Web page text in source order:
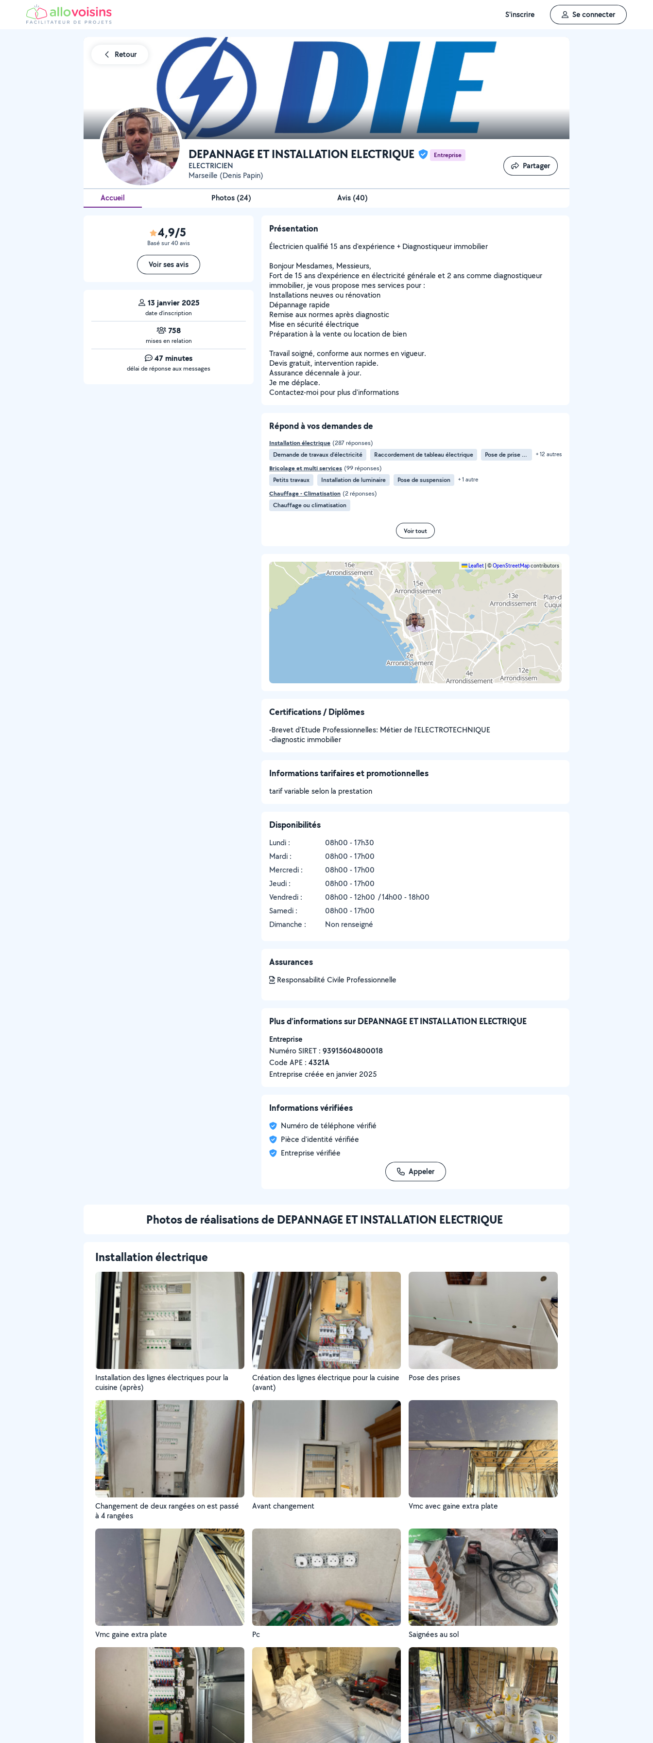
S'inscrire Se connecter
Retour
DEPANNAGE ET INSTALLATION ELECTRIQUE Entreprise
ELECTRICIEN
Marseille (Denis Papin)
Partager
Partager
Accueil Photos (24) Avis (40)
4,9/5
Basé sur 40 avis
Voir ses avis
13 janvier 2025
date d’inscription
758
mises en relation
47 minutes
délai de réponse aux messages
Présentation
Électricien qualifié 15 ans d'expérience + Diagnostiqueur immobilier
Bonjour Mesdames, Messieurs,
Fort de 15 ans d'expérience en électricité générale et 2 ans comme diagnostiqueur
immobilier, je vous propose mes services pour :
Installations neuves ou rénovation
Dépannage rapide
Remise aux normes après diagnostic
Mise en sécurité électrique
Préparation à la vente ou location de bien
Travail soigné, conforme aux normes en vigueur.
Devis gratuit, intervention rapide.
Assurance décennale à jour.
Je me déplace.
Contactez-moi pour plus d'informations
Répond à vos demandes de
Installation électrique (287 réponses)
Demande de travaux d’électricité
Raccordement de tableau électrique Pose de prise électrique + 12 autres
Bricolage et multi services (99 réponses)
Petits travaux
Installation de luminaire Pose de suspension + 1 autre
Chauffage - Climatisation (2 réponses)
Chauffage ou climatisation
Voir tout
Leaflet ©OpenStreetMapcontributors
Certifications / Diplômes
-Brevet d'Etude Professionnelles: Métier de l'ELECTROTECHNIQUE
-diagnostic immobilier
Informations tarifaires et promotionnelles
tarif variable selon la prestation
Disponibilités
Lundi :
08h00 - 17h30
Mardi :
08h00 - 17h00
Mercredi :
08h00 - 17h00
Jeudi :
08h00 - 17h00
Vendredi :
08h00 - 12h00
14h00 - 18h00
Samedi :
08h00 - 17h00
Dimanche :
Non renseigné
Assurances
Responsabilité Civile Professionnelle
Plus d’informations sur DEPANNAGE ET INSTALLATION ELECTRIQUE
Entreprise
Numéro SIRET : ‍93915604800018
Code APE : 4321A
Entreprise créée en janvier 2025
Informations vérifiées
Numéro de téléphone vérifié
Pièce d'identité vérifiée
Entreprise vérifiée
Appeler
Photos de réalisations de DEPANNAGE ET INSTALLATION ELECTRIQUE
Installation électrique
Installation des lignes électriques pour la
cuisine (après)
Création des lignes électrique pour la cuisine
(avant)
Pose des prises
Changement de deux rangées on est passé
à 4 rangées
Avant changement Vmc avec gaine extra plate
Vmc gaine extra plate Pc Saignées au sol